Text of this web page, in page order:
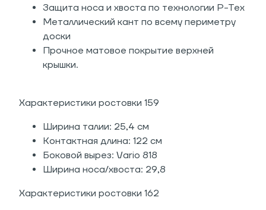
Защита носа и хвоста по технологии P-Tex
Металлический кант по всему периметру
доски
Прочное матовое покрытие верхней
крышки.
Характеристики ростовки 159
Ширина талии: 25,4 см
Контактная длина: 122 см
Боковой вырез: Vario 818
Ширина носа/хвоста: 29,8
Характеристики ростовки 162